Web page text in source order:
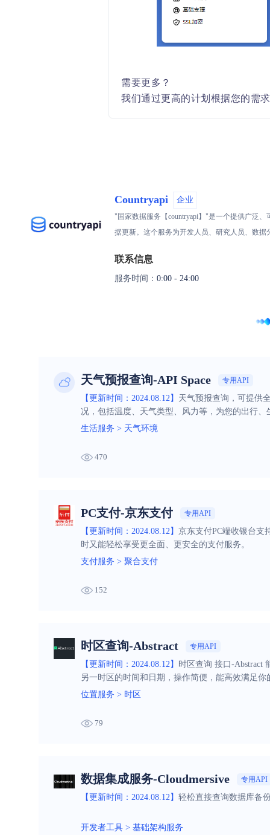
需要更多？
我们通过更高的计划根据您的需
Countryapi 企业
"国家数据服务【countryapi】"是一个提供广泛
据更新。这个服务为开发人员、研究人员、数
联系信息
服务时间： 0:00 - 24:00
天气预报查询-API Space 专用API
【更新时间：2024.08.12】 天气预报查询，可提供
况，包括温度、天气类型、风力等，为您的出行
生活服务 > 天气环境
470
PC支付-京东支付 专用API
【更新时间：2024.08.12】 京东支付PC端收银台支
时又能轻松享受更全面、更安全的支付服务。
支付服务 > 聚合支付
152
时区查询-Abstract 专用API
【更新时间：2024.08.12】
时区查询 接口-Abstract
另一时区的时间和日期，操作简便，能高效满足你
位置服务 > 时区
79
数据集成服务-Cloudmersive 专用API
【更新时间：2024.08.12】 轻松直接查询数据库备
开发者工具 > 基础架构服务